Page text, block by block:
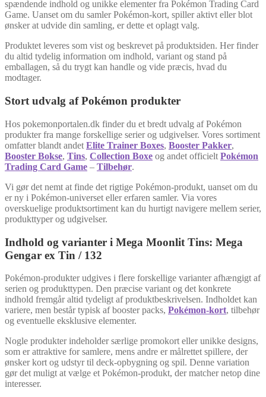
spændende indhold og unikke elementer fra Pokémon Trading Card
Game. Uanset om du samler Pokémon-kort, spiller aktivt eller blot
ønsker at udvide din samling, er dette et oplagt valg.
Produktet leveres som vist og beskrevet på produktsiden. Her finder
du altid tydelig information om indhold, variant og stand på
emballagen, så du trygt kan handle og vide præcis, hvad du
modtager.
Stort udvalg af Pokémon produkter
Hos pokemonportalen.dk finder du et bredt udvalg af Pokémon
produkter fra mange forskellige serier og udgivelser. Vores sortiment
omfatter blandt andet Elite Trainer Boxes, Booster Pakker,
Booster Bokse, Tins, Collection Boxe og andet officielt Pokémon
Trading Card Game – Tilbehør.
Vi gør det nemt at finde det rigtige Pokémon-produkt, uanset om du
er ny i Pokémon-universet eller erfaren samler. Via vores
overskuelige produktsortiment kan du hurtigt navigere mellem serier,
produkttyper og udgivelser.
Indhold og varianter i Mega Moonlit Tins: Mega
Gengar ex Tin / 132
Pokémon-produkter udgives i flere forskellige varianter afhængigt af
serien og produkttypen. Den præcise variant og det konkrete
indhold fremgår altid tydeligt af produktbeskrivelsen. Indholdet kan
variere, men består typisk af booster packs, Pokémon-kort, tilbehør
og eventuelle eksklusive elementer.
Nogle produkter indeholder særlige promokort eller unikke designs,
som er attraktive for samlere, mens andre er målrettet spillere, der
ønsker kort og udstyr til deck-opbygning og spil. Denne variation
gør det muligt at vælge et Pokémon-produkt, der matcher netop dine
interesser.